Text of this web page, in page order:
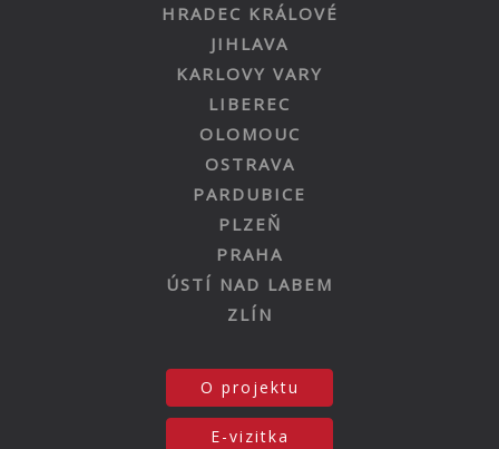
HRADEC KRÁLOVÉ
JIHLAVA
KARLOVY VARY
LIBEREC
OLOMOUC
OSTRAVA
PARDUBICE
PLZEŇ
PRAHA
ÚSTÍ NAD LABEM
ZLÍN
O projektu
E-vizitka